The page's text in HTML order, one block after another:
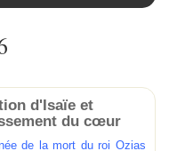
d'Isaïe et
du cœur
de la mort du roi Ozias